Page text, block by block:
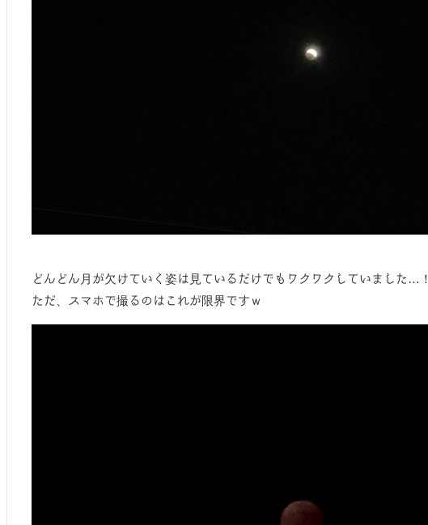
どんどん月が欠けていく姿は見ているだけでもワクワクしていました…！
ただ、スマホで撮るのはこれが限界ですｗ